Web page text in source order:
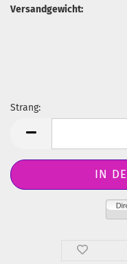
Versandgewicht:
Strang: